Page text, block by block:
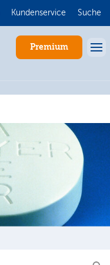
Kundenservice Suche
Premium